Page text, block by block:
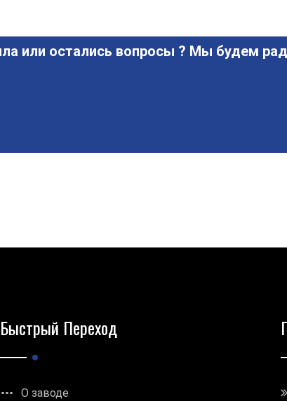
или остались вопросы ? Мы будем
Быстрый Переход
О заводе